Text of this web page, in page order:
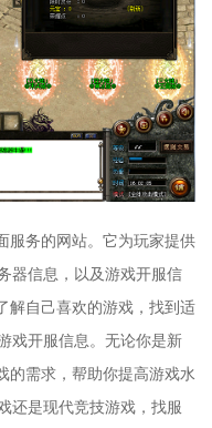
服务的网站。它为玩家提供
器信息，以及游戏开服信
解自己喜欢的游戏，找到适
戏开服信息。无论你是新
的需求，帮助你提高游戏水
还是现代竞技游戏，找服